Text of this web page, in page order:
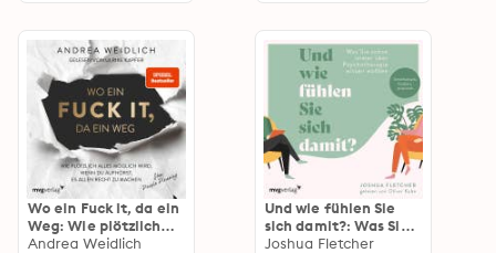
Wo ein Fuck it, da ein
Weg: Wie plötzlich
alles möglich wird,
Andrea Weidlich
Und wie fühlen Sie
sich damit?: Was Sie
schon immer über
Joshua Fletcher